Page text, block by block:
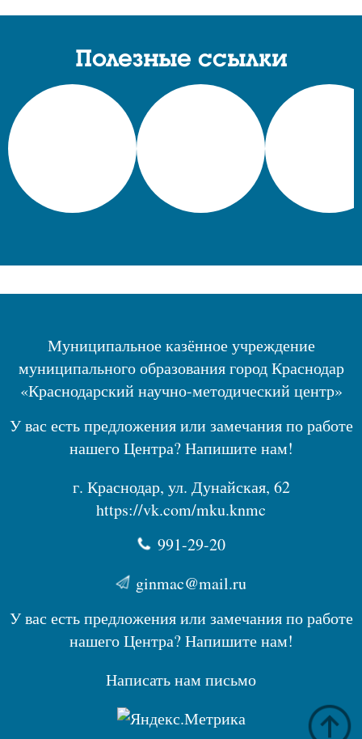
Полезные ссылки
Муниципальное казённое учреждение
муниципального образования город Краснодар
«Краснодарский научно-методический центр»
У вас есть предложения или замечания по работе
нашего Центра? Напишите нам!
г. Краснодар, ул. Дунайская, 62
https://vk.com/mku.knmc
991-29-20
ginmac@mail.ru
У вас есть предложения или замечания по работе
нашего Центра? Напишите нам!
Написать нам письмо